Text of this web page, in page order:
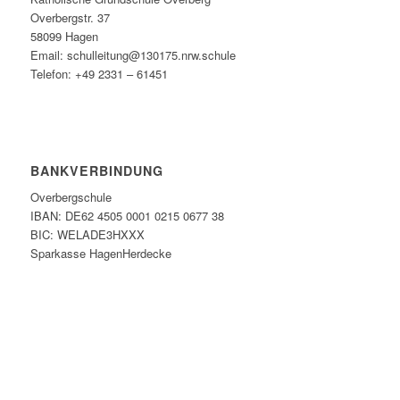
Overbergstr. 37
58099 Hagen
Email: schulleitung@130175.nrw.schule
Telefon: +49 2331 – 61451
BANKVERBINDUNG
Overbergschule
IBAN: DE62 4505 0001 0215 0677 38
BIC: WELADE3HXXX
Sparkasse HagenHerdecke